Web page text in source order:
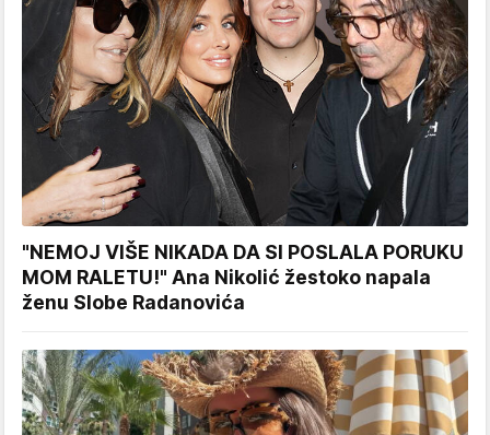
"NEMOJ VIŠE NIKADA DA SI POSLALA PORUKU
MOM RALETU!" Ana Nikolić žestoko napala
ženu Slobe Radanovića